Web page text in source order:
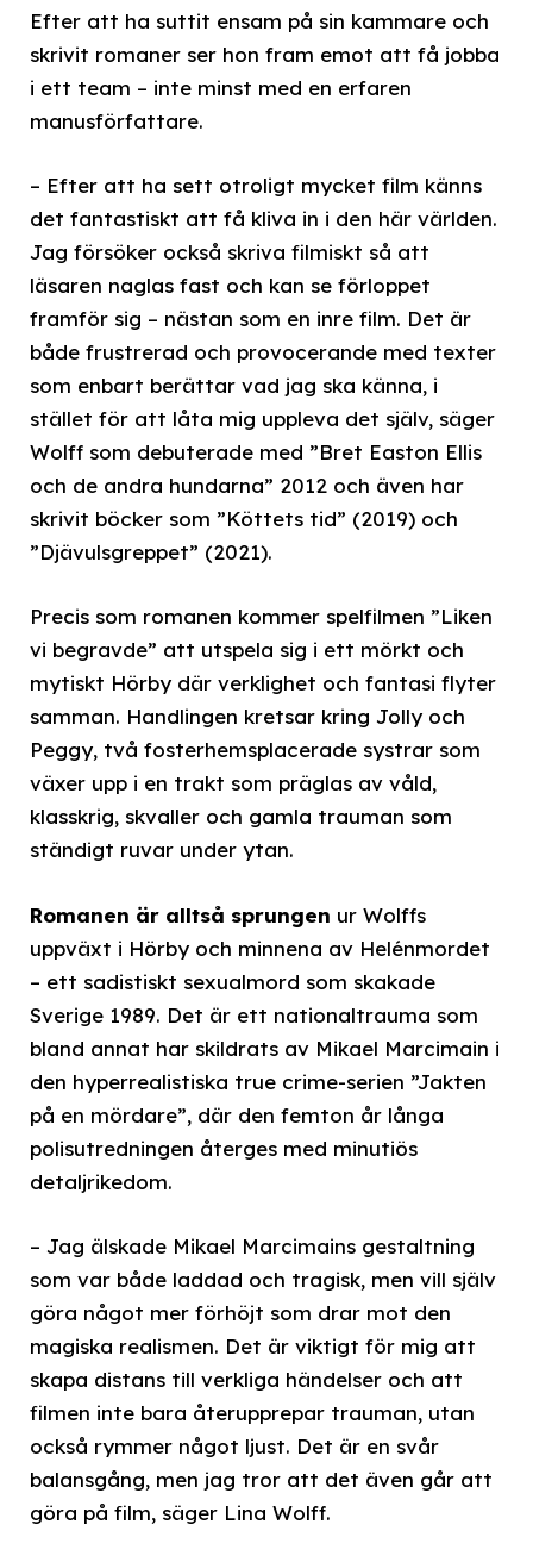
Efter att ha suttit ensam på sin kammare och
skrivit romaner ser hon fram emot att få jobba
i ett team – inte minst med en erfaren
manusförfattare.
– Efter att ha sett otroligt mycket film känns
det fantastiskt att få kliva in i den här världen.
Jag försöker också skriva filmiskt så att
läsaren naglas fast och kan se förloppet
framför sig – nästan som en inre film. Det är
både frustrerad och provocerande med texter
som enbart berättar vad jag ska känna, i
stället för att låta mig uppleva det själv, säger
Wolff som debuterade med ”Bret Easton Ellis
och de andra hundarna” 2012 och även har
skrivit böcker som ”Köttets tid” (2019) och
”Djävulsgreppet” (2021).
Precis som romanen kommer spelfilmen ”Liken
vi begravde” att utspela sig i ett mörkt och
mytiskt Hörby där verklighet och fantasi flyter
samman. Handlingen kretsar kring Jolly och
Peggy, två fosterhemsplacerade systrar som
växer upp i en trakt som präglas av våld,
klasskrig, skvaller och gamla trauman som
ständigt ruvar under ytan.
Romanen är alltså sprungen ur Wolffs
uppväxt i Hörby och minnena av Helénmordet
– ett sadistiskt sexualmord som skakade
Sverige 1989. Det är ett nationaltrauma som
bland annat har skildrats av Mikael Marcimain i
den hyperrealistiska true crime-serien ”Jakten
på en mördare”, där den femton år långa
polisutredningen återges med minutiös
detaljrikedom.
– Jag älskade Mikael Marcimains gestaltning
som var både laddad och tragisk, men vill själv
göra något mer förhöjt som drar mot den
magiska realismen. Det är viktigt för mig att
skapa distans till verkliga händelser och att
filmen inte bara återupprepar trauman, utan
också rymmer något ljust. Det är en svår
balansgång, men jag tror att det även går att
göra på film, säger Lina Wolff.